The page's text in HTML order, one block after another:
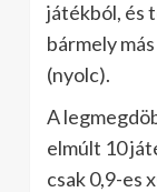
játékból, és
bármely
(nyolc).
A
elmúlt 10
csak 0,9-es